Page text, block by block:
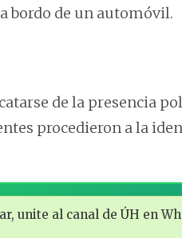
bordo de un automóvil.
de la presencia
procedieron a la
unite al canal de ÚH en